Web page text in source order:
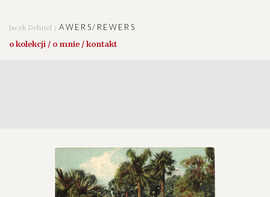
Jacek Dehnel /AWERS/REWERS
o kolekcji / o mnie / kontakt